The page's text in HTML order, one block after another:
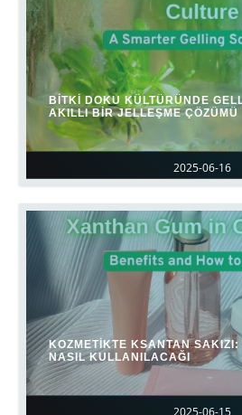
2025-06-16
BITKI DOKU KÜLTÜRÜNDE
AKILLI BIR JELLEŞME ÇÖZÜMÜ
2025-06-15
KOZMETIKTE KSANTAN SAKIZI:
NASIL KULLANILACAĞI